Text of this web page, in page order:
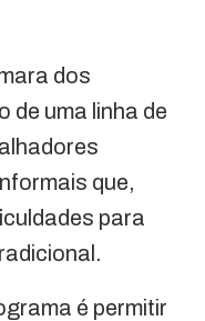
dos
de uma linha de
que,
para
é permitir